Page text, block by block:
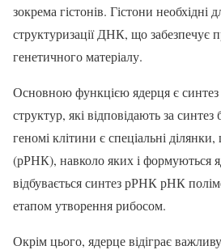
зокрема гістонів. Гістони необхідні
структуризації ДНК, що забезпечує
генетичного матеріалу.
Основною функцією ядерця є
структур, які відповідають за синтез
геномі клітини є спеціальні
(рРНК), навколо яких і формуються
відбувається синтез рРНК рНК
етапом утворення рибосом.
Окрім цього, ядерце відіграє